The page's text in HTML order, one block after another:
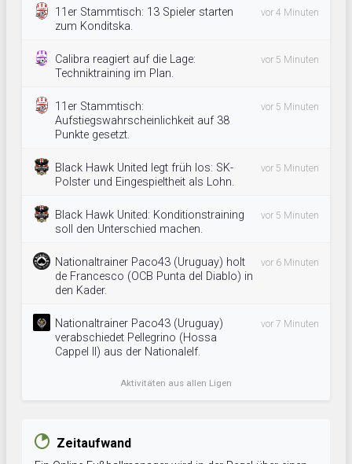
11er Stammtisch: 13 Spieler starten
zum Konditska.
vor 4 Minuten
Calibra reagiert auf die Lage:
Techniktraining im Plan.
vor 5 Minuten
11er Stammtisch:
Aufstiegswahrscheinlichkeit auf 38
Punkte gesetzt.
vor 5 Minuten
Black Hawk United legt früh los: SK-
Polster und Eingespieltheit als Lohn.
vor 5 Minuten
Black Hawk United: Konditionstraining
soll den Unterschied machen.
vor 5 Minuten
Nationaltrainer Paco43 (Uruguay) holt
de Francesco (OCB Punta del Diablo) in
den Kader.
vor 6 Minuten
Nationaltrainer Paco43 (Uruguay)
verabschiedet Pellegrino (Hossa
Cappel II) aus der Nationalelf.
vor 7 Minuten
Aktivitäten aus allen Ligen
Zeitaufwand